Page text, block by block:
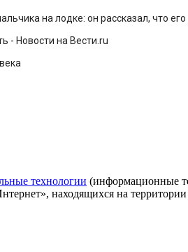
на лодке: он рассказал, что
- Новости на Вести.ru
технологии (информационные
находящихся на